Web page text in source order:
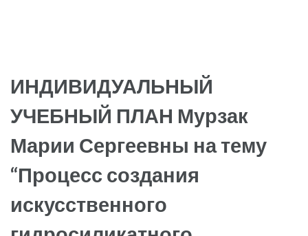
ИНДИВИДУАЛЬНЫЙ
УЧЕБНЫЙ ПЛАН Мурзак
Марии Сергеевны на тему
“Процесс создания
искусственного